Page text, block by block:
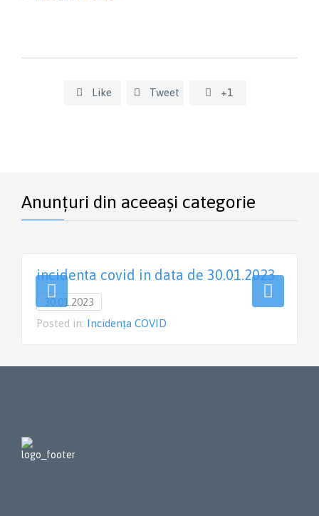
 Like  Tweet  +1
Anunțuri din aceeași categorie
incidenta covid in data de 30.01.2023
30.01.2023
Posted in: Incidența COVID